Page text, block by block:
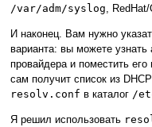
/var/adm/syslog ,
И наконец. Вам нужно
варианта: вы можете
провайдера и поместить его
сам получит список из
resolv.conf в каталог /
Я решил использовать